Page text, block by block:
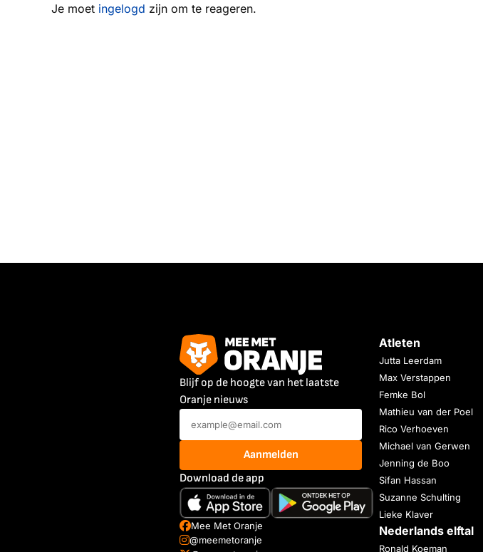
Je moet ingelogd zijn om te reageren.
Blijf op de hoogte van het laatste
Oranje nieuws
Aanmelden
Download de app
Mee Met Oranje
@meemetoranje
Atleten
Jutta Leerdam
Max Verstappen
Femke Bol
Mathieu van der Poel
Rico Verhoeven
Michael van Gerwen
Jenning de Boo
Sifan Hassan
Suzanne Schulting
Lieke Klaver
Nederlands elftal
Ronald Koeman